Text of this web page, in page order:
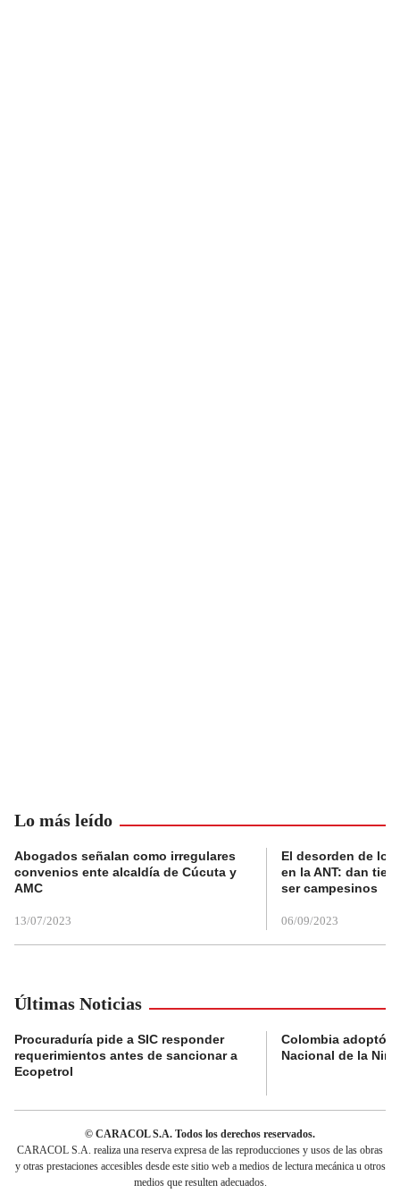
Lo más leído
Abogados señalan como irregulares
convenios ente alcaldía de Cúcuta y
AMC
13/07/2023
El desorden de
en la ANT: dan
ser campesinos
06/09/2023
Últimas Noticias
Procuraduría pide a SIC responder
requerimientos antes de sancionar a
Ecopetrol
Colombia adoptó
Nacional de la
© CARACOL S.A. Todos los derechos reservados.
CARACOL S.A. realiza una reserva expresa de las reproducciones y usos de las obras
y otras prestaciones accesibles desde este sitio web a medios de lectura mecánica u otros
medios que resulten adecuados.